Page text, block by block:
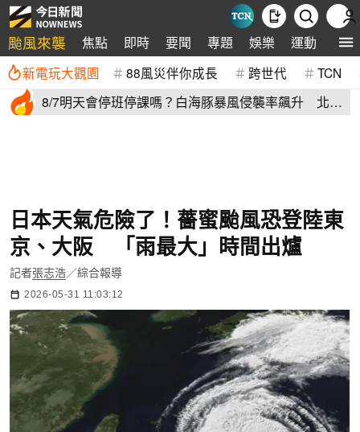
颱風來襲 焦點 即時 要聞 專題 娛樂 運動 全球
新電玩大觀園 88風災伴你成長 跨世代 TCN
8/7明天會停班停課嗎？白海豚暴風侵襲率飆升 北北
日本天氣危險了！薔蜜颱風恐登陸東
京、大阪 「雨最大」時間出爐
記者張志浩／綜合報導
2026-05-31 11:03:12